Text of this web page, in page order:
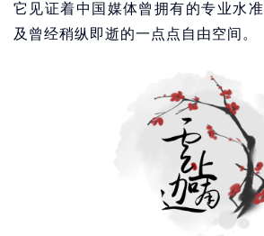
它见证着中国媒体曾拥有的专业水
及曾经稍纵即逝的一点点自由空间。